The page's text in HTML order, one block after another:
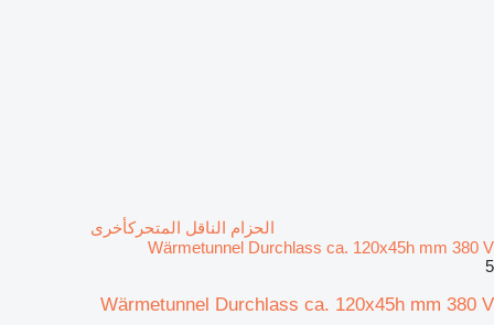
الحزام الناقل المتحركأخرى
Wärmetunnel Durchlass ca. 120x45h mm 380 V
5
Wärmetunnel Durchlass ca. 120x45h mm 380 V